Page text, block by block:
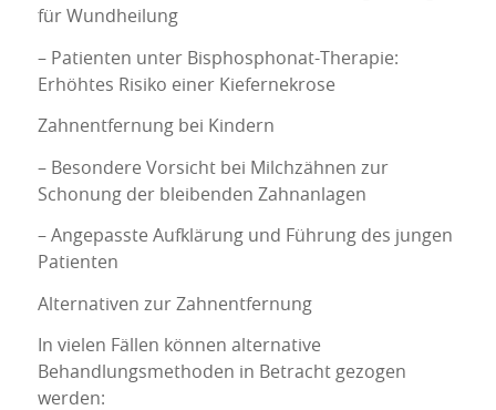
für Wundheilung
– Patienten unter Bisphosphonat-Therapie:
Erhöhtes Risiko einer Kiefernekrose
Zahnentfernung bei Kindern
– Besondere Vorsicht bei Milchzähnen zur
Schonung der bleibenden Zahnanlagen
– Angepasste Aufklärung und Führung des jungen
Patienten
Alternativen zur Zahnentfernung
In vielen Fällen können alternative
Behandlungsmethoden in Betracht gezogen
werden: